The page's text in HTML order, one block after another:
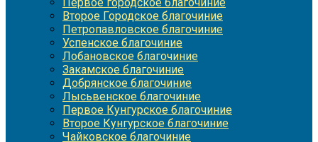
Второе Городское благочиние
Петропавловское благочиние
Успенское благочиние
Лобановское благочиние
Закамское благочиние
Добрянское благочиние
Лысьвенское благочиние
Первое Кунгурское благочиние
Второе Кунгурское благочиние
Чайковское благочиние